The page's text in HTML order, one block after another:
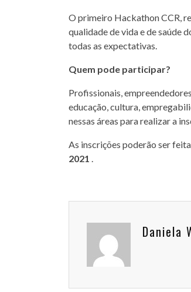
O primeiro Hackathon CCR,
qualidade de vida e de saúde
todas as expectativas.
Quem pode participar?
Profissionais,
educação, cultura,
nessas áreas para realizar a
As inscrições poderão ser
2021
Daniela